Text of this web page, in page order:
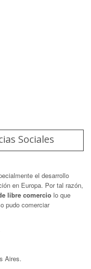
Sociales
el desarrollo
en Europa. Por tal razón,
libre comercio lo que
pudo comerciar
Aires.